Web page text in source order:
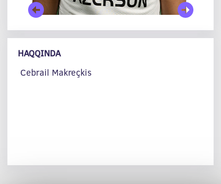
HAQQINDA
Cebrail Makreçkis